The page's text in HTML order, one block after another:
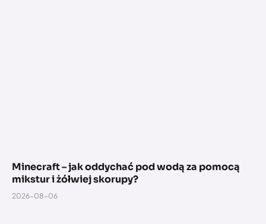
Minecraft – jak oddychać pod wodą za pomocą
mikstur i żółwiej skorupy?
2026-08-06